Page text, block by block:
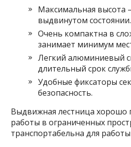
Максимальная высота
выдвинутом состоянии.
Очень компактна в
занимает минимум
Легкий алюминиевый
длительный срок
Удобные фиксаторы
безопасность.
Выдвижная лестница хорошо
работы в ограниченных
транспортабельна для